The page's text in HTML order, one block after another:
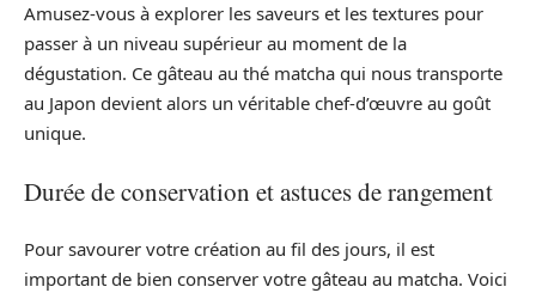
Amusez-vous à explorer les saveurs et les textures pour
passer à un niveau supérieur au moment de la
dégustation. Ce gâteau au thé matcha qui nous transporte
au Japon devient alors un véritable chef-d’œuvre au goût
unique.
Durée de conservation et astuces de rangement
Pour savourer votre création au fil des jours, il est
important de bien conserver votre gâteau au matcha. Voici